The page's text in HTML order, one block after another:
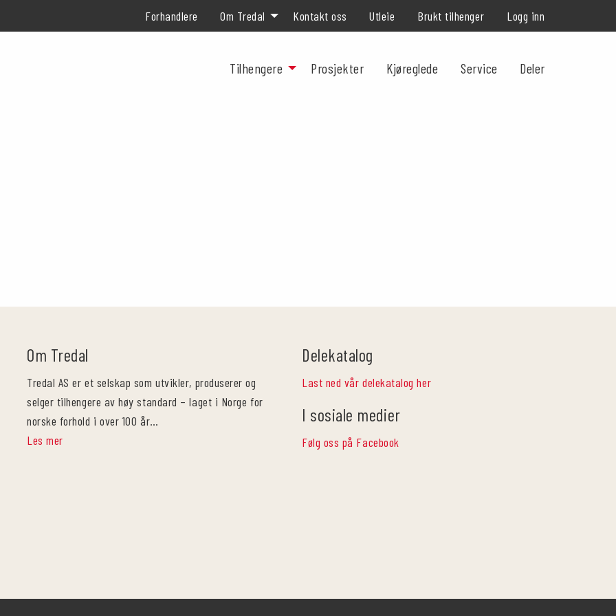
Forhandlere Om Tredal Kontakt oss Utleie Brukt tilhenger Logg inn
Tilhengere Prosjekter Kjøreglede Service Deler
Om Tredal
Tredal AS er et selskap som utvikler, produserer og
selger tilhengere av høy standard – laget i Norge for
norske forhold i over 100 år…
Les mer
Delekatalog
Last ned vår delekatalog her
I sosiale medier
Følg oss på Facebook